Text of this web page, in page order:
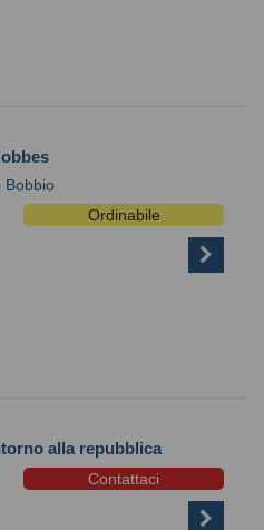
Bobbio
Ordinabile
alla repubblica
Contattaci